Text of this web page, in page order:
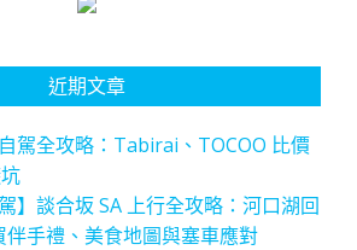
近期文章
駕全攻略：Tabirai、TOCOO 比價
】談合坂 SA 上行全攻略：河口湖回
伴手禮、美食地圖與塞車應對